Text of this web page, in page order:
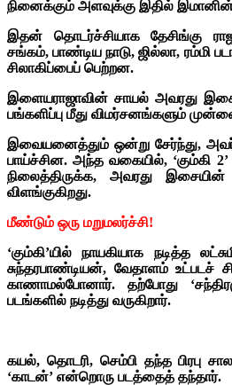
நினைக்கும் அளவுக்கு இதில் இமானின்
இதன் தொடர்ச்சியாக தேசிங்கு
சங்கம், பாண்டிய நாடு, ஜில்லா, ரம்மி
சிலாகிப்பைப் பெற்றன.
இளையராஜாவின் சாயல் அவரது
பங்களிப்பு மீது விமர்சனங்களும்
இவையனைத்தும் ஒன்று சேர்ந்து,
பாய்ச்சின. அந்த வகையில், ‘கும்கி 2’
நிலைத்திருக்க, அவரது
விளங்குகிறது.
மீண்டும் ஒரு மறுமலர்ச்சி!
‘கும்கி’யில் நாயகியாக நடித்த
சுந்தரபாண்டியன், வேதாளம் உட்படச்
காணாமல்போனார். தற்போது
படங்களில் நடித்து வருகிறார்.
கயல், தொடரி, செம்பி தந்த பிரபு
‘காடன்’ என்றொரு படத்தைத் தந்தார்.